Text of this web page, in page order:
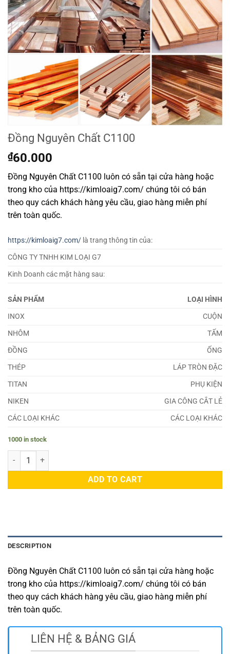
Đồng Nguyên Chất C1100
₫60.000
Đồng Nguyên Chất C1100 luôn có sẵn tại cửa hàng hoặc
trong kho của https://kimloaig7.com/ chúng tôi có bán
theo quy cách khách hàng yêu cầu, giao hàng miễn phí
trên toàn quốc.
https://kimloaig7.com/ là trang thông tin của:
CÔNG TY TNHH KIM LOẠI G7
Kinh Doanh các mặt hàng sau:
SẢN PHẨM
LOẠI HÌNH
INOX
CUỘN
NHÔM
TẤM
ĐỒNG
ỐNG
THÉP
LÁP TRÒN ĐẶC
TITAN
PHỤ KIỆN
NIKEN
GIA CÔNG CẮT LẺ
CÁC LOẠI KHÁC
CÁC LOẠI KHÁC
1000 in stock
Đồng Nguyên Chất C1100 quantity
ADD TO CART
DESCRIPTION
Đồng Nguyên Chất C1100 luôn có sẵn tại cửa hàng hoặc
trong kho của https://kimloaig7.com/ chúng tôi có bán
theo quy cách khách hàng yêu cầu, giao hàng miễn phí
trên toàn quốc.
LIÊN HỆ & BẢNG GIÁ